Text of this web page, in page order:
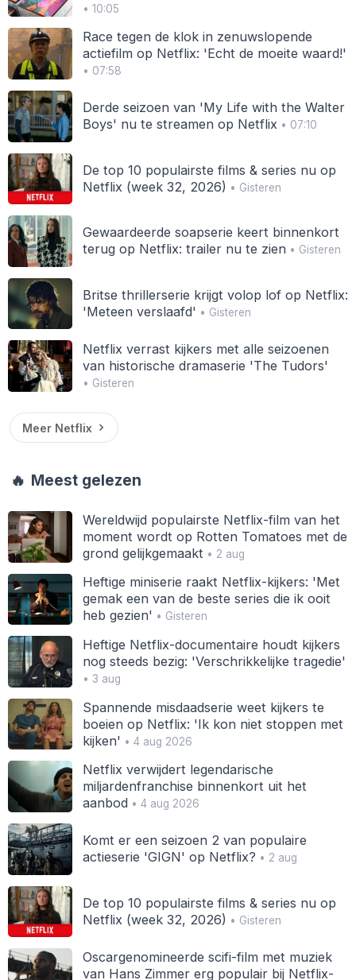
• 10:05
Race tegen de klok in zenuwslopende
actiefilm op Netflix: 'Echt de moeite waard!'
• 07:58
Derde seizoen van 'My Life with the Walter
Boys' nu te streamen op Netflix• 07:10
De top 10 populairste films & series nu op
Netflix (week 32, 2026) • Gisteren
Gewaardeerde soapserie keert binnenkort
terug op Netflix: trailer nu te zien• Gisteren
Britse thrillerserie krijgt volop lof op Netflix:
'Meteen verslaafd' • Gisteren
Netflix verrast kijkers met alle seizoenen
van historische dramaserie 'The Tudors'
• Gisteren
Meer Netflix
🔥 Meest gelezen
Wereldwijd populairste Netflix-film van het
moment wordt op Rotten Tomatoes met de
grond gelijkgemaakt • 2 aug
Heftige miniserie raakt Netflix-kijkers: 'Met
gemak een van de beste series die ik ooit
heb gezien' • Gisteren
Heftige Netflix-documentaire houdt kijkers
nog steeds bezig: 'Verschrikkelijke tragedie'
• 3 aug
Spannende misdaadserie weet kijkers te
boeien op Netflix: 'Ik kon niet stoppen met
kijken' • 4 aug 2026
Netflix verwijdert legendarische
miljardenfranchise binnenkort uit het
aanbod • 4 aug 2026
Komt er een seizoen 2 van populaire
actieserie 'GIGN' op Netflix? • 2 aug
De top 10 populairste films & series nu op
Netflix (week 32, 2026) • Gisteren
Oscargenomineerde scifi-film met muziek
van Hans Zimmer erg populair bij Netflix-